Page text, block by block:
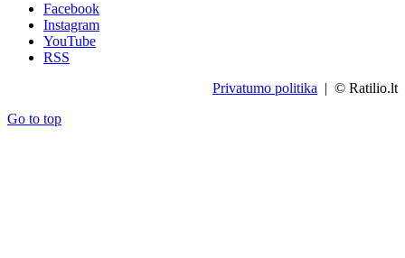
Facebook
Instagram
YouTube
RSS
Privatumo politika | © Ratilio.lt
Go to top